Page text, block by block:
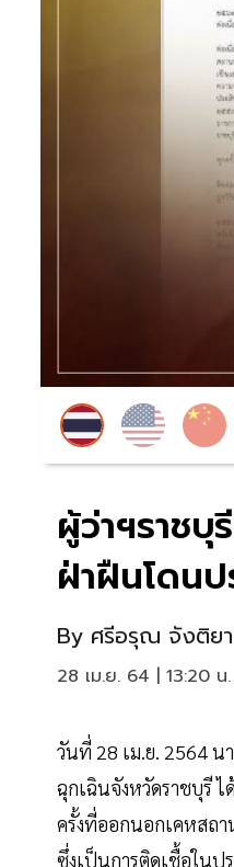
ผู้ว่าฯราช
ฝ่าฝืนโดน
By ศรีอรุณ จังติย
28 เม.ย. 64 | 13:20 น.
วันที่ 28 เม.ย. 2564 น
ฉุกเฉินจังหวัดราชบุรี
ครั้งที่ออกนอกเคหสถ
ซึ่งเป็นการติดเชื้อในป